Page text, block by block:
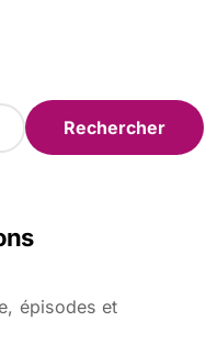
épisodes et